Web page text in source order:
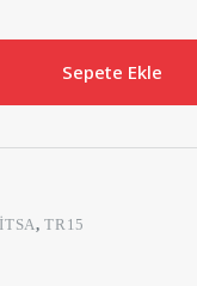
Sepete Ekle
,TR15